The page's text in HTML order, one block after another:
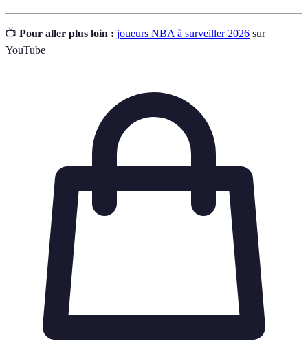
📺 Pour aller plus loin : joueurs NBA à surveiller 2026 sur
YouTube